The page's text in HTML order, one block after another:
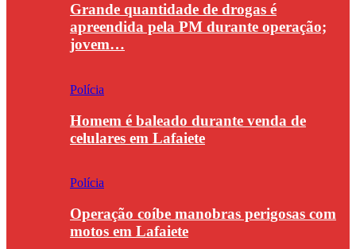
Grande quantidade de drogas é
apreendida pela PM durante operação;
jovem…
Polícia
Homem é baleado durante venda de
celulares em Lafaiete
Polícia
Operação coíbe manobras perigosas com
motos em Lafaiete